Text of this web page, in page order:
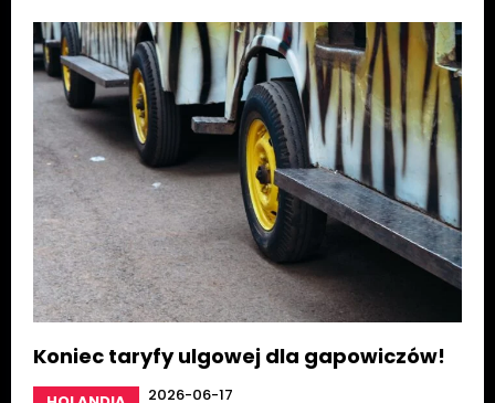
Koniec taryfy ulgowej dla gapowiczów!
2026-06-17